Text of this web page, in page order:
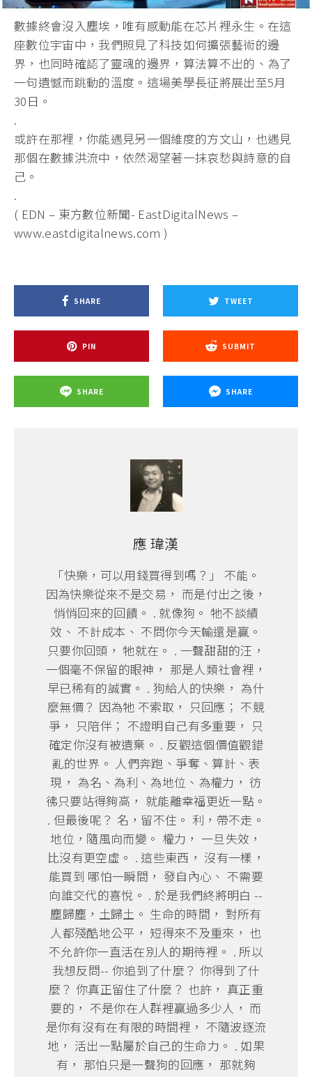
數據終會沒入塵埃，唯有感動能在芯片裡永生。在這
座數位宇宙中，我們照見了科技如何擴張藝術的邊
界，也同時確認了靈魂的邊界，算法算不出的、為了
一句遺憾而跳動的溫度。這場美學長征將展出至5月
30日。
.
或許在那裡，你能遇見另一個維度的方文山，也遇見
那個在數據洪流中，依然渴望著一抹哀愁與詩意的自
己。
.
( EDN – 東方數位新聞- EastDigitalNews –
www.eastdigitalnews.com )
SHARE TWEET
PIN SUBMIT
SHARE SHARE
應 瑋漢
「快樂，可以用錢買得到嗎？」 不能。
因為快樂從來不是交易， 而是付出之後，
悄悄回來的回饋。 . 就像狗。 牠不談績
效、 不計成本、 不問你今天輸還是贏。
只要你回頭， 牠就在。 . 一聲甜甜的汪，
一個毫不保留的眼神， 那是人類社會裡，
早已稀有的誠實。 . 狗給人的快樂， 為什
麼無價？ 因為牠 不索取， 只回應； 不競
爭， 只陪伴； 不證明自己有多重要， 只
確定你沒有被遺棄。 . 反觀這個價值觀錯
亂的世界。 人們奔跑、爭奪、算計、表
現， 為名、為利、為地位、為權力， 彷
彿只要站得夠高， 就能離幸福更近一點。
. 但最後呢？ 名，留不住。 利，帶不走。
地位，隨風向而變。 權力， 一旦失效，
比沒有更空虛。 . 這些東西， 沒有一樣，
能買到 哪怕一瞬間， 發自內心、 不需要
向誰交代的喜悅。 . 於是我們終將明白 --
塵歸塵，土歸土。 生命的時間， 對所有
人都殘酷地公平， 短得來不及重來， 也
不允許你一直活在別人的期待裡。 . 所以
我想反問-- 你追到了什麼？ 你得到了什
麼？ 你真正留住了什麼？ 也許， 真正重
要的， 不是你在人群裡贏過多少人， 而
是你有沒有在有限的時間裡， 不隨波逐流
地， 活出一點屬於自己的生命力。 . 如果
有， 那怕只是一聲狗的回應， 那就夠